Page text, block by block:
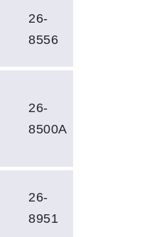
26-
8556
26-
8500A
26-
8951